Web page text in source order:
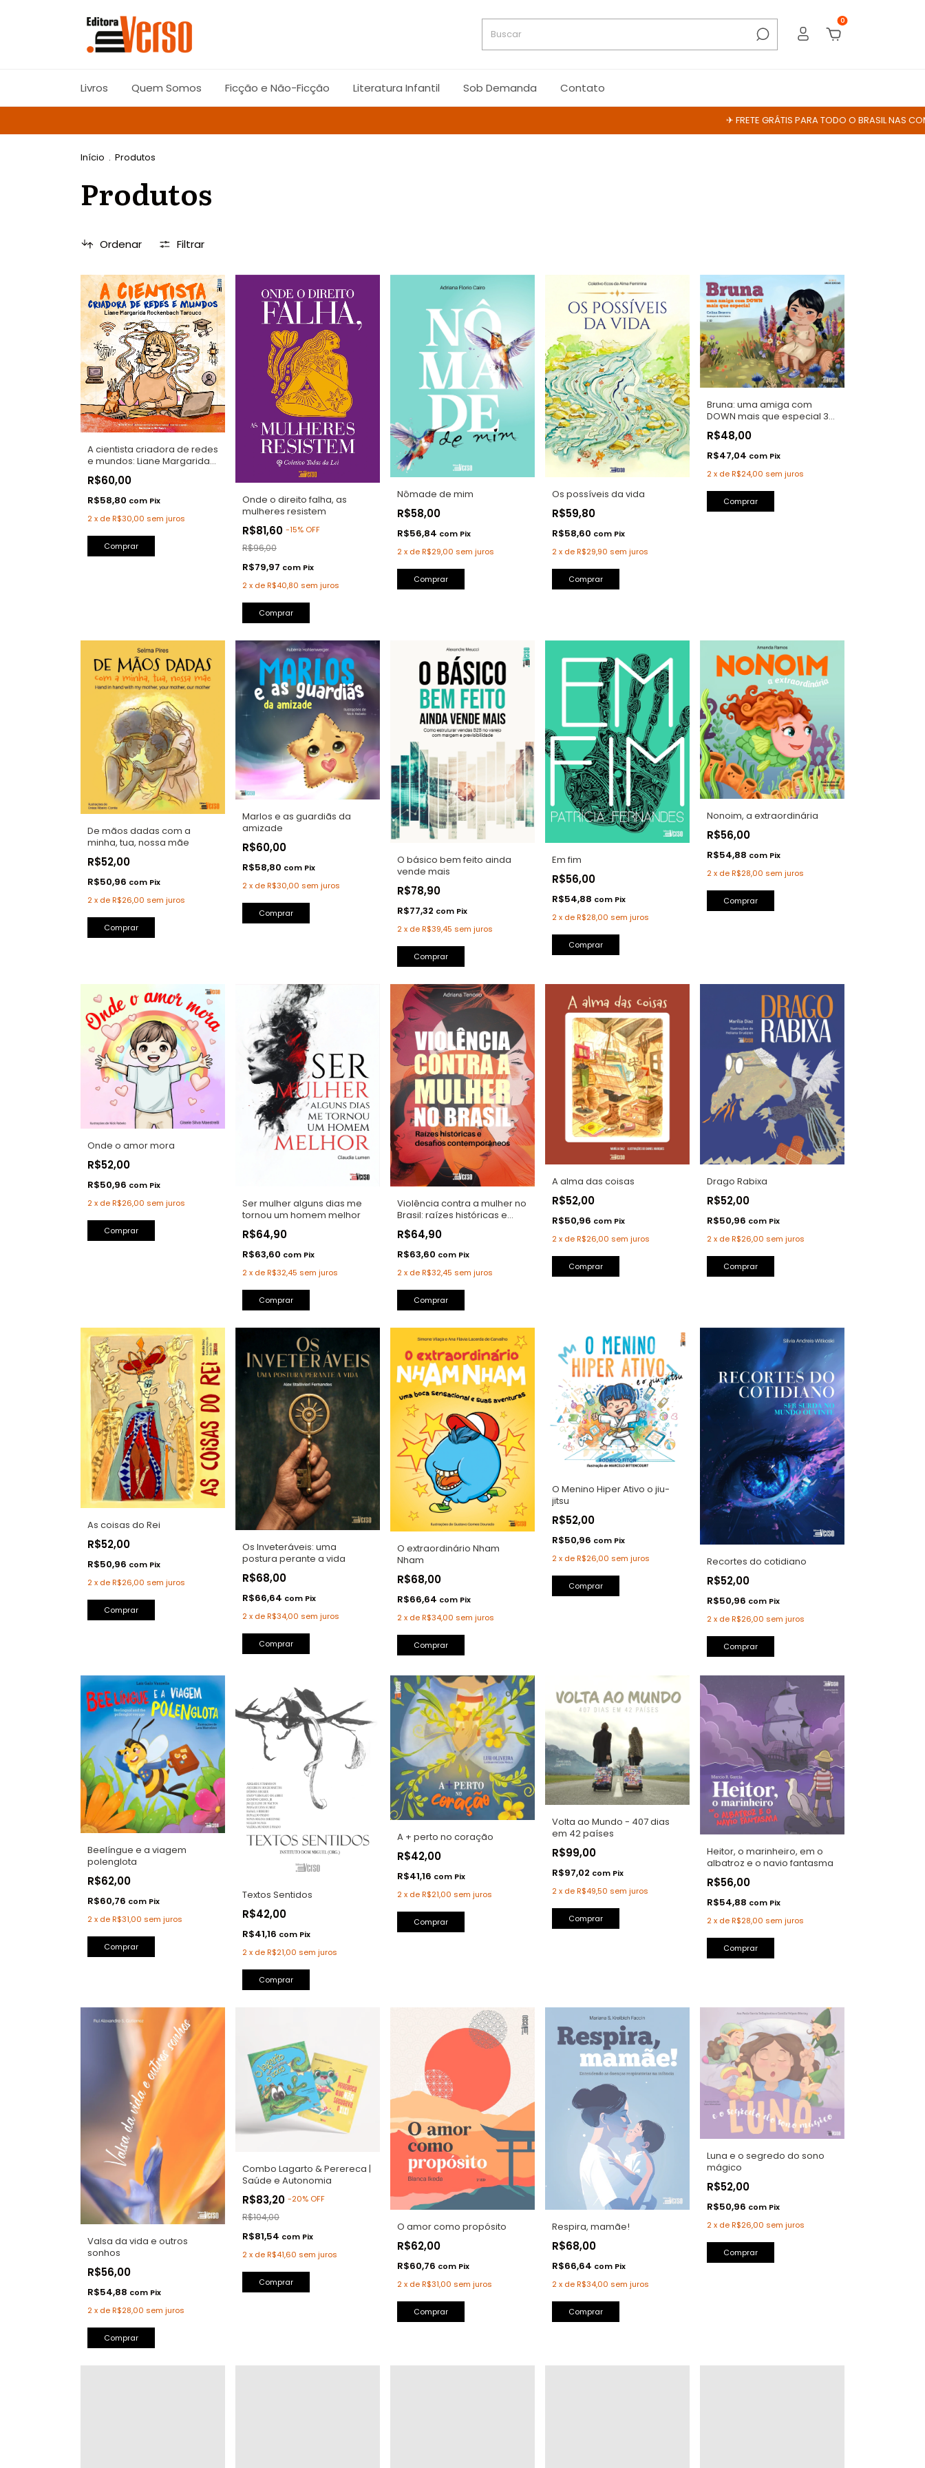
0
Livros Quem Somos Ficção e Não-Ficção Literatura Infantil Sob Demanda Contato
✈ FRETE GRÁTIS PARA TODO O BRASIL NAS COMPRAS ACIMA
Início . Produtos
Produtos
Ordenar Filtrar
A cientista criadora de redes
e mundos: Liane Margarida
Rockenbach Tarouco
R$60,00
R$58,80 com Pix
2x deR$30,00 sem juros
Onde o direito falha, as
mulheres resistem
R$81,60 -15% OFF
R$96,00
R$79,97 com Pix
2x deR$40,80 sem juros
Comprar
Nômade de mim
R$58,00
R$56,84 com Pix
2x deR$29,00 sem juros
Os possíveis da vida
R$59,80
R$58,60 com Pix
2x deR$29,90 sem juros
Comprar
Bruna: uma amiga com
DOWN mais que especial 3
ED
R$48,00
R$47,04 com Pix
2x deR$24,00 sem juros
De mãos dadas com a
minha, tua, nossa mãe
R$52,00
R$50,96 com Pix
2x deR$26,00 sem juros
Marlos e as guardiãs da
amizade
R$60,00
R$58,80 com Pix
2x deR$30,00 sem juros
O básico bem feito ainda
vende mais
R$78,90
R$77,32 com Pix
2x deR$39,45 sem juros
Comprar
Em fim
R$56,00
R$54,88 com Pix
2x deR$28,00 sem juros
Comprar
Nonoim, a extraordinária
R$56,00
R$54,88 com Pix
2x deR$28,00 sem juros
Onde o amor mora
R$52,00
R$50,96 com Pix
2x deR$26,00 sem juros
Comprar
Ser mulher alguns dias me
tornou um homem melhor
R$64,90
R$63,60 com Pix
2x deR$32,45 sem juros
Comprar
Violência contra a mulher no
Brasil: raízes históricas e
desafios contemporâneos
R$64,90
R$63,60 com Pix
2x deR$32,45 sem juros
Comprar
A alma das coisas
R$52,00
R$50,96 com Pix
2x deR$26,00 sem juros
Comprar
Drago Rabixa
R$52,00
R$50,96 com Pix
2x deR$26,00 sem juros
Comprar
As coisas do Rei
R$52,00
R$50,96 com Pix
2x deR$26,00 sem juros
Comprar
Os Inveteráveis: uma
postura perante a vida
R$68,00
R$66,64 com Pix
2x deR$34,00 sem juros
O extraordinário Nham
Nham
R$68,00
R$66,64 com Pix
2x deR$34,00 sem juros
Comprar
O Menino Hiper Ativo o jiu-
jitsu
R$52,00
R$50,96 com Pix
2x deR$26,00 sem juros
Comprar
Recortes do cotidiano
R$52,00
R$50,96 com Pix
2x deR$26,00 sem juros
Comprar
Beelíngue e a viagem
polenglota
R$62,00
R$60,76 com Pix
2x deR$31,00 sem juros
Comprar
Textos Sentidos
R$42,00
R$41,16 com Pix
2x deR$21,00 sem juros
Comprar
A + perto no coração
R$42,00
R$41,16 com Pix
2x deR$21,00 sem juros
Comprar
Volta ao Mundo - 407 dias
em 42 países
R$99,00
R$97,02 com Pix
2x deR$49,50 sem juros
Heitor, o marinheiro, em o
albatroz e o navio fantasma
R$56,00
R$54,88 com Pix
2x deR$28,00 sem juros
Comprar
Valsa da vida e outros
sonhos
R$56,00
R$54,88 com Pix
2x deR$28,00 sem juros
Comprar
Combo Lagarto & Perereca |
Saúde e Autonomia
R$83,20 -20% OFF
R$104,00
R$81,54 com Pix
2x deR$41,60 sem juros
O amor como propósito
R$62,00
R$60,76 com Pix
2x deR$31,00 sem juros
Respira, mamãe!
R$68,00
R$66,64 com Pix
2x deR$34,00 sem juros
Comprar
Luna e o segredo do sono
mágico
R$52,00
R$50,96 com Pix
2x deR$26,00 sem juros